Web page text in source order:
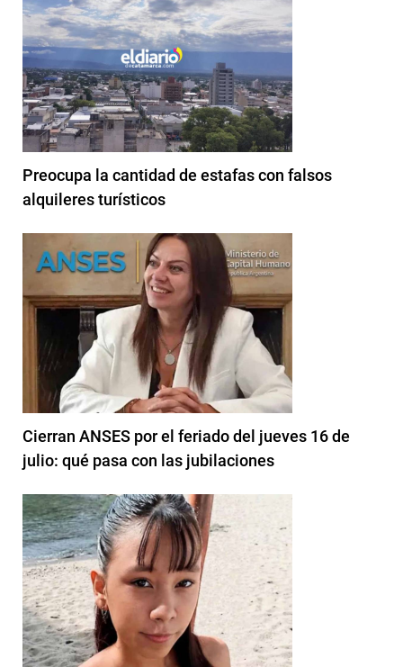
Preocupa la cantidad de estafas con falsos
alquileres turísticos
Cierran ANSES por el feriado del jueves 16 de
julio: qué pasa con las jubilaciones